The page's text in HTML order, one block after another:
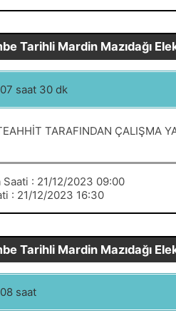
Tarihli Mardin Mazıdağı
saat 30 dk
TARAFINDAN ÇALIŞMA
: 21/12/2023 09:00
: 21/12/2023 16:30
Tarihli Mardin Mazıdağı
saat